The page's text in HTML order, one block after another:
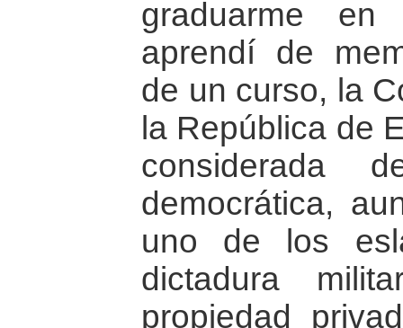
graduarme
aprendí de
de un curso, la
la República de
considerada
democrática,
uno de los
dictadura
propiedad